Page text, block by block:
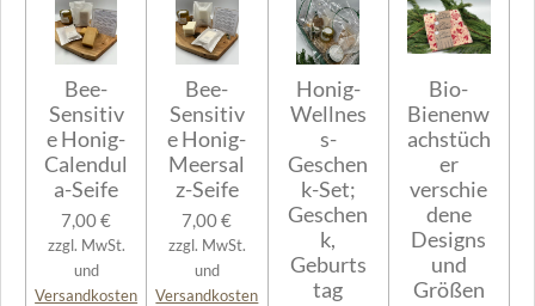
Bee-
Sensitiv
e Honig-
Calendul
a-Seife
7,00 €
zzgl. MwSt.
und
Versandkosten
Bee-
Sensitiv
e Honig-
Meersal
z-Seife
7,00 €
zzgl. MwSt.
und
Versandkosten
Honig-
Wellnes
s-
Geschen
k-Set;
Geschen
k,
Geburts
tag
Bio-
Bienenw
achstüch
er
verschie
dene
Designs
und
Größen